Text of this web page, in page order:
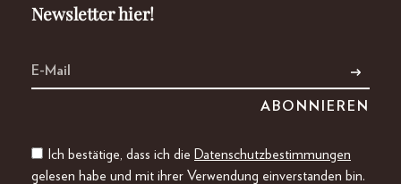
Newsletter hier!
Ich bestätige, dass ich die Datenschutzbestimmungen
gelesen habe und mit ihrer Verwendung einverstanden bin.